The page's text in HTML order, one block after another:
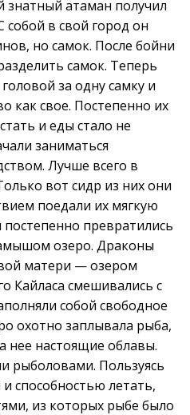
атаман получил
собой в свой город он
но самок. После бойни
самок. Теперь
за одну самку и
как свое. Постепенно их
и еды стало не
заниматься
Лучше всего в
вот сидр из них они
поедали их мягкую
превратились
озеро. Драконы
матери — озером
Кайласа смешивались с
собой свободное
охотно заплывала рыба,
нее настоящие облавы.
рыболовами. Пользуясь
способностью летать,
из которых рыбе было